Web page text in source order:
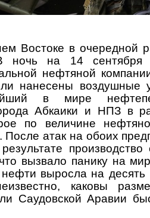
Востоке в очередной
ночь на 14 сентября
нефтяной
нанесены воздушные
в мире
Абкаики и НПЗ в
по величине
После атак на обоих
производство
вызвало панику на
выросла на десять
каковы
Саудовской Аравии